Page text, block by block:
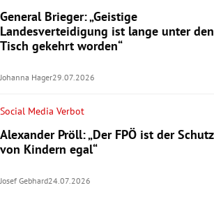
General Brieger: „Geistige
Landesverteidigung ist lange unter den
Tisch gekehrt worden“
Johanna Hager29.07.2026
Social Media Verbot
Alexander Pröll: „Der FPÖ ist der Schutz
von Kindern egal“
Josef Gebhard24.07.2026